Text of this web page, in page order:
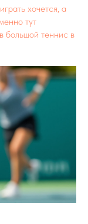
хочется, а
тут
большой теннис в